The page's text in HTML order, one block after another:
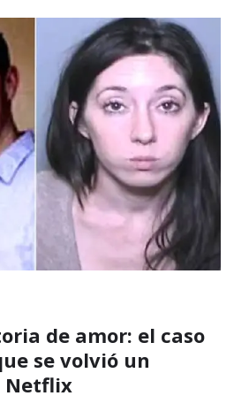
de amor: el caso
se volvió un
Netflix